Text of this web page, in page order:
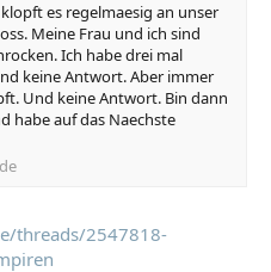
es regelmaesig an unser
Meine Frau und ich sind
Ich habe drei mal
keine Antwort. Aber immer
Und keine Antwort. Bin dann
habe auf das Naechste
threads/2547818-